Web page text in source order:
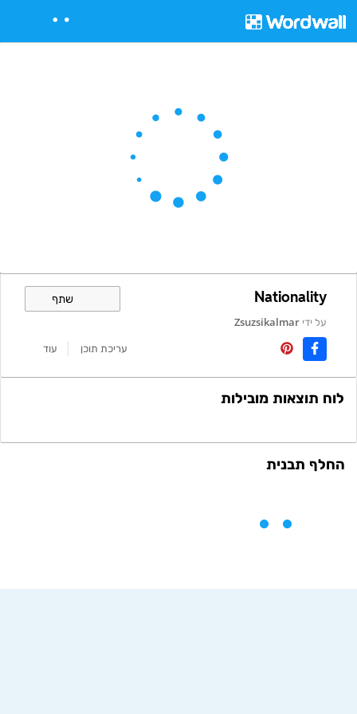
Nationality שתף
על ידי Zsuzsikalmar
עריכת תוכן
עוד
לוח תוצאות מובילות
החלף תבנית